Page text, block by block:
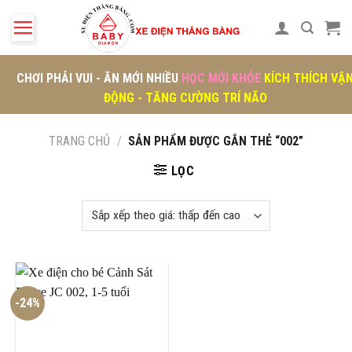
CHƠI PHẢI VUI - ĂN MỚI NHIỀU HỌC MỚI KHỎE KÍCH THÍCH
ĐỘNG - TĂNG CƯỜNG TRÍ NÃO
TRANG CHỦ / SẢN PHẨM ĐƯỢC GẮN THẺ “002”
LỌC
-24%